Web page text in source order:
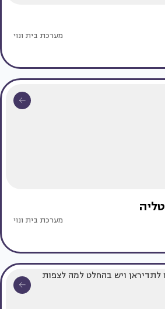
מערכת בית ונוי
מערכת בית ונוי